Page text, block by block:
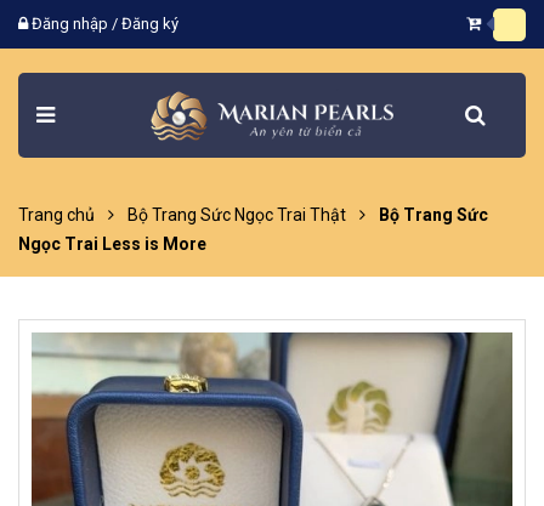
Đăng nhập / Đăng ký
Trang chủ Bộ Trang Sức Ngọc Trai Thật
Bộ Trang Sức
Ngọc Trai Less is More